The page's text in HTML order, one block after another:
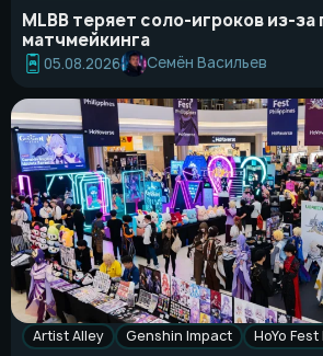
MLBB теряет соло-игроков из-
матчмейкинга
05.08.2026 Семён Васильев
Artist Alley Genshin Impact HoYo